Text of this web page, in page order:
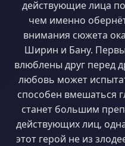
действующие лица
чем именно
внимания сюжета
Ширин и Бану.
влюблены друг перед
любовь может
способен вмешаться
станет большим
действующих лиц,
этот герой не из